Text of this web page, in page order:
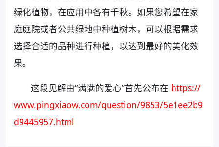
绿化植物，在应用中各有千秋。如果您希望在家
庭庭院或者公共绿地中种植树木，可以根据需求
选择合适的品种进行种植，以达到最好的美化效
果。
这段见解由“满满的爱心”首先公布在 https://
www.pingxiaow.com/question/9853/5e1ee2b9
d9445957.html